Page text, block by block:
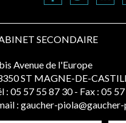
SECONDAIRE
Avenue de l'Europe
ST MAGNE-DE-
: 05 57 55 87 30 - Fax : 05
: gaucher-